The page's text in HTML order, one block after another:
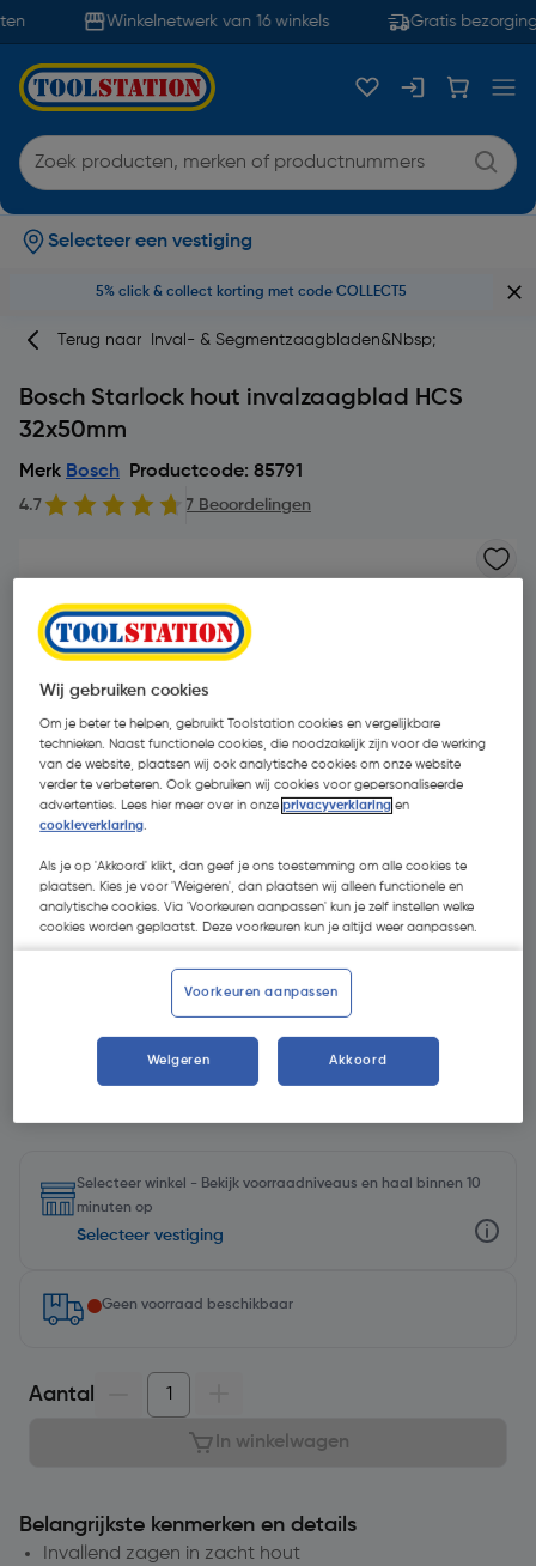
Winkelnetwerk van 16 winkels Gratis bezorging
Selecteer een vestiging
5% click & collect korting met code COLLECT5
Terug naar Inval- & Segmentzaagbladen&nbsp;
Bosch Starlock hout invalzaagblad HCS
32x50mm
Merk Bosch Productcode: 85791
4.7 7 Beoordelingen
€ 14,86| Excl. btw € 12,28
Kies productvariant(2)
Selecteer winkel - Bekijk voorraadniveaus en haal binnen 10
minuten op
Selecteer vestiging
Geen voorraad beschikbaar
Aantal
In winkelwagen
Belangrijkste kenmerken en details
Invallend zagen in zacht hout
Wij gebruiken cookies
Om je beter te helpen, gebruikt Toolstation cookies en vergelijkbare
technieken. Naast functionele cookies, die noodzakelijk zijn voor de werking
van de website, plaatsen wij ook analytische cookies om onze website
verder te verbeteren. Ook gebruiken wij cookies voor gepersonaliseerde
advertenties. Lees hier meer over in onzeprivacyverklaring en
cookieverklaring.
Als je op 'Akkoord' klikt, dan geef je ons toestemming om alle cookies te
plaatsen. Kies je voor 'Weigeren', dan plaatsen wij alleen functionele en
analytische cookies. Via 'Voorkeuren aanpassen' kun je zelf instellen welke
cookies worden geplaatst. Deze voorkeuren kun je altijd weer aanpassen.
Voorkeuren aanpassen
Weigeren Akkoord